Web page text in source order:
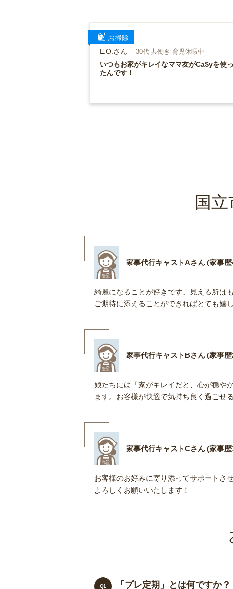
お掃除
E.O.さん
30代 共働き 育児休暇中
いつもお家がキレイなママ友がCaSyを使
たんです！
国
家事代行キャストAさん (家事歴
綺麗になることが好きです。見える所は
ご期待に添えることができればとても嬉し
家事代行キャストBさん (家事歴
娘たちには「家がキレイだと、心が穏や
ます。お客様が快適で気持ち良く過ごせ
家事代行キャストCさん (家事歴
お客様のお好みに寄り添ってサポートさ
よろしくお願いいたします！
Q1 「プレ定期」とは何ですか？